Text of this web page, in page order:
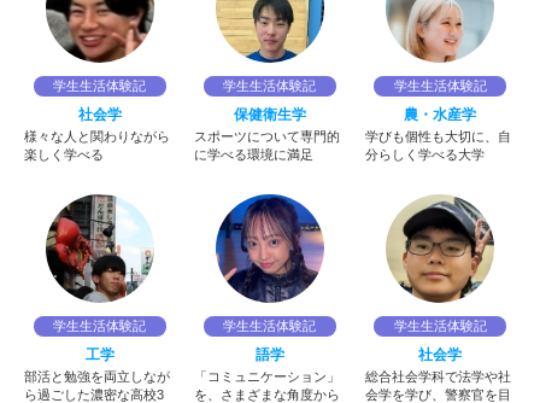
学生生活体験記
社会学
様々な人と関わりながら
楽しく学べる
学生生活体験記
保健衛生学
スポーツについて専門的
に学べる環境に満足
学生生活体験記
農・水産学
学びも個性も大切に、自
分らしく学べる大学
学生生活体験記
工学
部活と勉強を両立しなが
ら過ごした濃密な高校3
学生生活体験記
語学
「コミュニケーション」
を、さまざまな角度から
学生生活体験記
社会学
総合社会学科で法学や社
会学を学び、警察官を目